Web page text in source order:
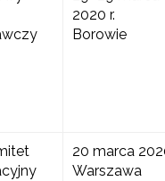
2020 r.
Borowie
20 marca
Warszawa